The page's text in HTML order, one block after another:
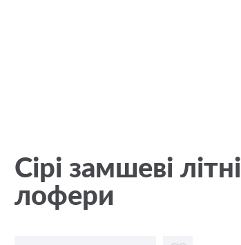
Сірі замшеві літні
лофери